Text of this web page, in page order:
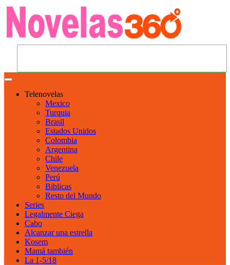
Telenovelas
Mexico
Turquia
Brasil
Estados Unidos
Colombia
Argentina
Chile
Venezuela
Perú
Biblicas
Resto del Mundo
Series
Legalmente Ciega
Cabo
Alcanzar una estrella
Kosem
Mamá también
La 1-5/18